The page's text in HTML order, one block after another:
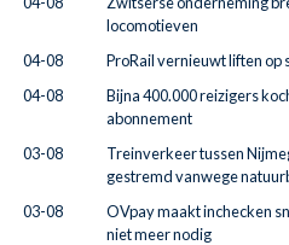
locomotieven
04-08
ProRail vernieuwt liften
04-08
Bijna 400.000 reizigers
abonnement
03-08
Treinverkeer tussen
gestremd vanwege
03-08
OVpay maakt inchecken
niet meer nodig